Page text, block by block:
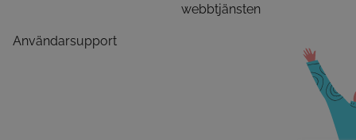
webbtjänsten
Användarsupport